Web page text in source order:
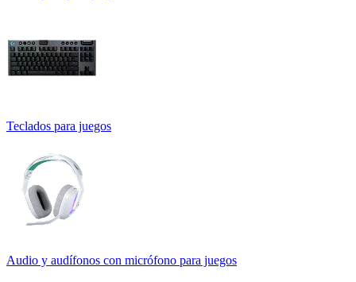
Teclados para juegos
Audio y audífonos con micrófono para juegos